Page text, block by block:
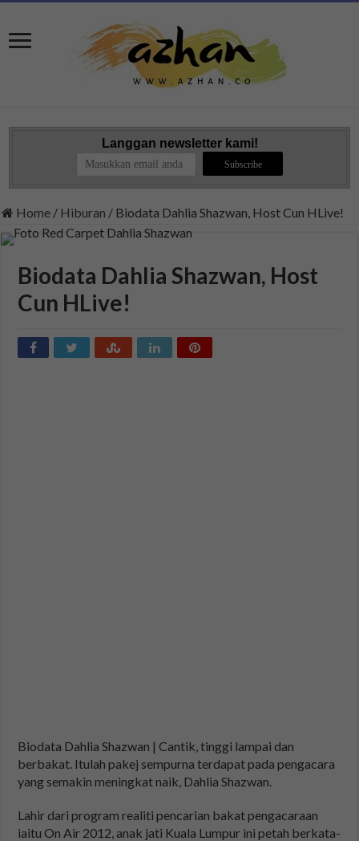
Langgan newsletter kami!
Home / Hiburan / Biodata Dahlia Shazwan, Host Cun HLive!
Biodata Dahlia Shazwan, Host
Cun HLive!
Biodata Dahlia Shazwan | Cantik, tinggi lampai dan
berbakat. Itulah pakej sempurna terdapat pada pengacara
yang semakin meningkat naik, Dahlia Shazwan.
Lahir dari program realiti pencarian bakat pengacaraan
iaitu On Air 2012, anak jati Kuala Lumpur ini petah berkata-